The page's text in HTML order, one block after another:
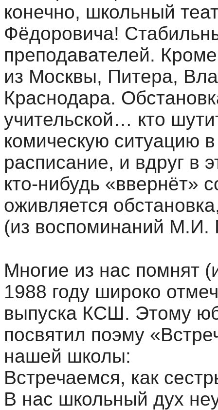
конечно, школьный
Фёдоровича!
преподавателей.
из Москвы, Питера,
Краснодара.
учительской… кто
комическую ситуацию в
расписание, и вдруг в
кто-нибудь «ввернёт»
оживляется
(из воспоминаний М.И.
Многие из нас помнят
1988 году широко
выпуска КСШ. Этому
посвятил поэму
нашей школы:
Встречаемся, как
В нас школьный дух